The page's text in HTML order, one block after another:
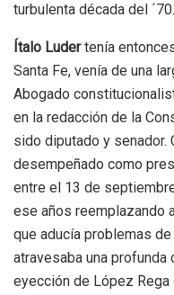
turbulenta década del ´70.
Ítalo Ludertenía
Santa Fe, venía de una
Abogado
en la redacción de la
sido diputado y senador.
desempeñado como
entre el 13 de
ese años reemplazando
que aducía problemas
atravesaba una
eyección de López